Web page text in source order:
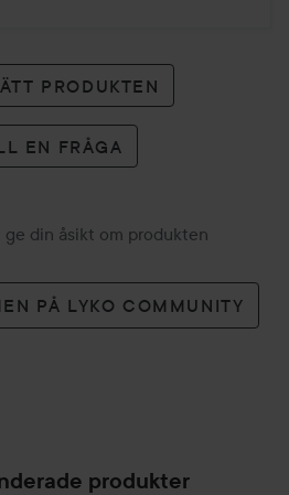
PRODUKTEN
EN FRÅGA
din åsikt om produkten
PÅ LYKO COMMUNITY
produkter